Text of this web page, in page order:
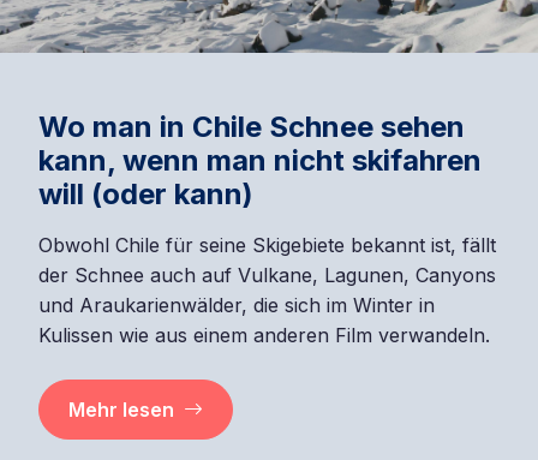
Wo man in Chile Schnee sehen
kann, wenn man nicht skifahren
will (oder kann)
Obwohl Chile für seine Skigebiete bekannt ist, fällt
der Schnee auch auf Vulkane, Lagunen, Canyons
und Araukarienwälder, die sich im Winter in
Kulissen wie aus einem anderen Film verwandeln.
Mehr lesen